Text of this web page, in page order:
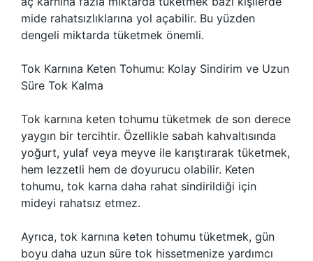
mide rahatsızlıklarına yol açabilir. Bu yüzden
dengeli miktarda tüketmek önemli.
Tok Karnına Keten Tohumu: Kolay Sindirim ve Uzun
Süre Tok Kalma
Tok karnına keten tohumu tüketmek de son derece
yaygın bir tercihtir. Özellikle sabah kahvaltısında
yoğurt, yulaf veya meyve ile karıştırarak tüketmek,
hem lezzetli hem de doyurucu olabilir. Keten
tohumu, tok karna daha rahat sindirildiği için
mideyi rahatsız etmez.
Ayrıca, tok karnına keten tohumu tüketmek, gün
boyu daha uzun süre tok hissetmenize yardımcı